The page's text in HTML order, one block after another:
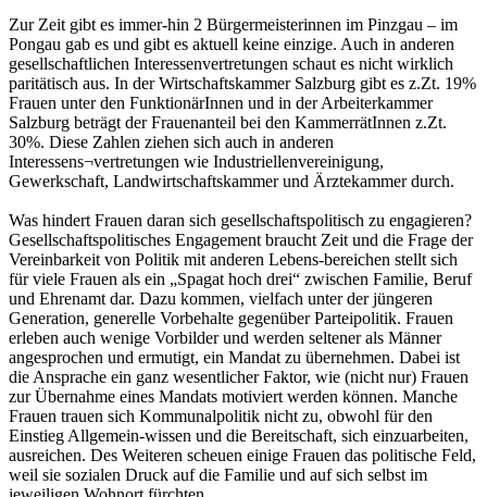
Zur Zeit gibt es immer-hin 2 Bürgermeisterinnen im Pinzgau – im
Pongau gab es und gibt es aktuell keine einzige. Auch in anderen
gesellschaftlichen Interessenvertretungen schaut es nicht wirklich
paritätisch aus. In der Wirtschaftskammer Salzburg gibt es z.Zt. 19%
Frauen unter den FunktionärInnen und in der Arbeiterkammer
Salzburg beträgt der Frauenanteil bei den KammerrätInnen z.Zt.
30%. Diese Zahlen ziehen sich auch in anderen
Interessens¬vertretungen wie Industriellenvereinigung,
Gewerkschaft, Landwirtschaftskammer und Ärztekammer durch.
Was hindert Frauen daran sich gesellschaftspolitisch zu engagieren?
Gesellschaftspolitisches Engagement braucht Zeit und die Frage der
Vereinbarkeit von Politik mit anderen Lebens-bereichen stellt sich
für viele Frauen als ein „Spagat hoch drei“ zwischen Familie, Beruf
und Ehrenamt dar. Dazu kommen, vielfach unter der jüngeren
Generation, generelle Vorbehalte gegenüber Parteipolitik. Frauen
erleben auch wenige Vorbilder und werden seltener als Männer
angesprochen und ermutigt, ein Mandat zu übernehmen. Dabei ist
die Ansprache ein ganz wesentlicher Faktor, wie (nicht nur) Frauen
zur Übernahme eines Mandats motiviert werden können. Manche
Frauen trauen sich Kommunalpolitik nicht zu, obwohl für den
Einstieg Allgemein-wissen und die Bereitschaft, sich einzuarbeiten,
ausreichen. Des Weiteren scheuen einige Frauen das politische Feld,
weil sie sozialen Druck auf die Familie und auf sich selbst im